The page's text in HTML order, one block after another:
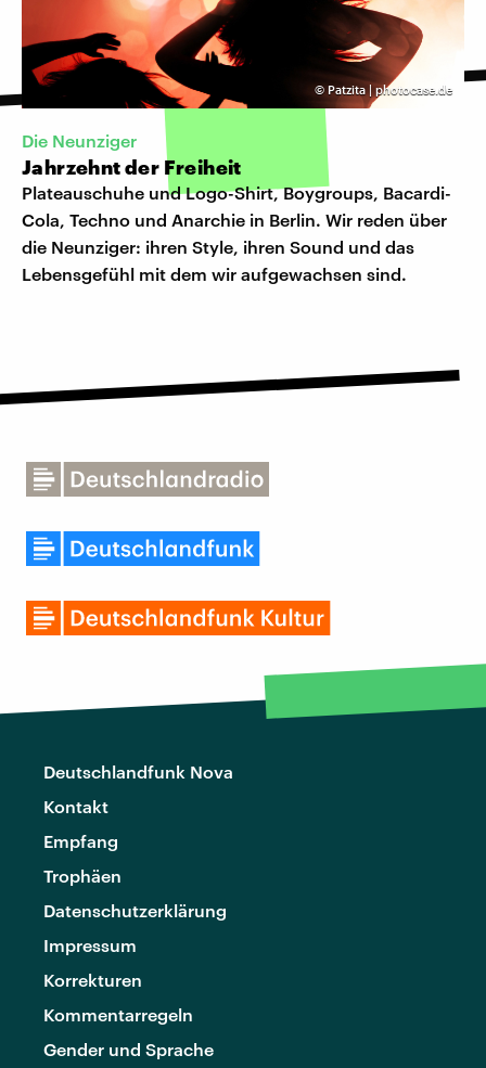
©Patzita | photocase.de
Die Neunziger
Jahrzehnt der Freiheit
Plateauschuhe und Logo-Shirt, Boygroups, Bacardi-
Cola, Techno und Anarchie in Berlin. Wir reden über
die Neunziger: ihren Style, ihren Sound und das
Lebensgefühl mit dem wir aufgewachsen sind.
Deutschlandfunk Nova
Kontakt
Empfang
Trophäen
Datenschutzerklärung
Impressum
Korrekturen
Kommentarregeln
Gender und Sprache